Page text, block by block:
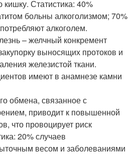
Статистика: 40%
больны алкоголизмом; 70%
алкоголем.
– желчный конкремент
выносящих протоков и
железистой ткани.
имеют в анамнезе камни
обмена, связанное с
приводит к повышенной
что провоцирует риск
20% случаев
весом и заболеваниями